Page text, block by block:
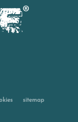
sitemap